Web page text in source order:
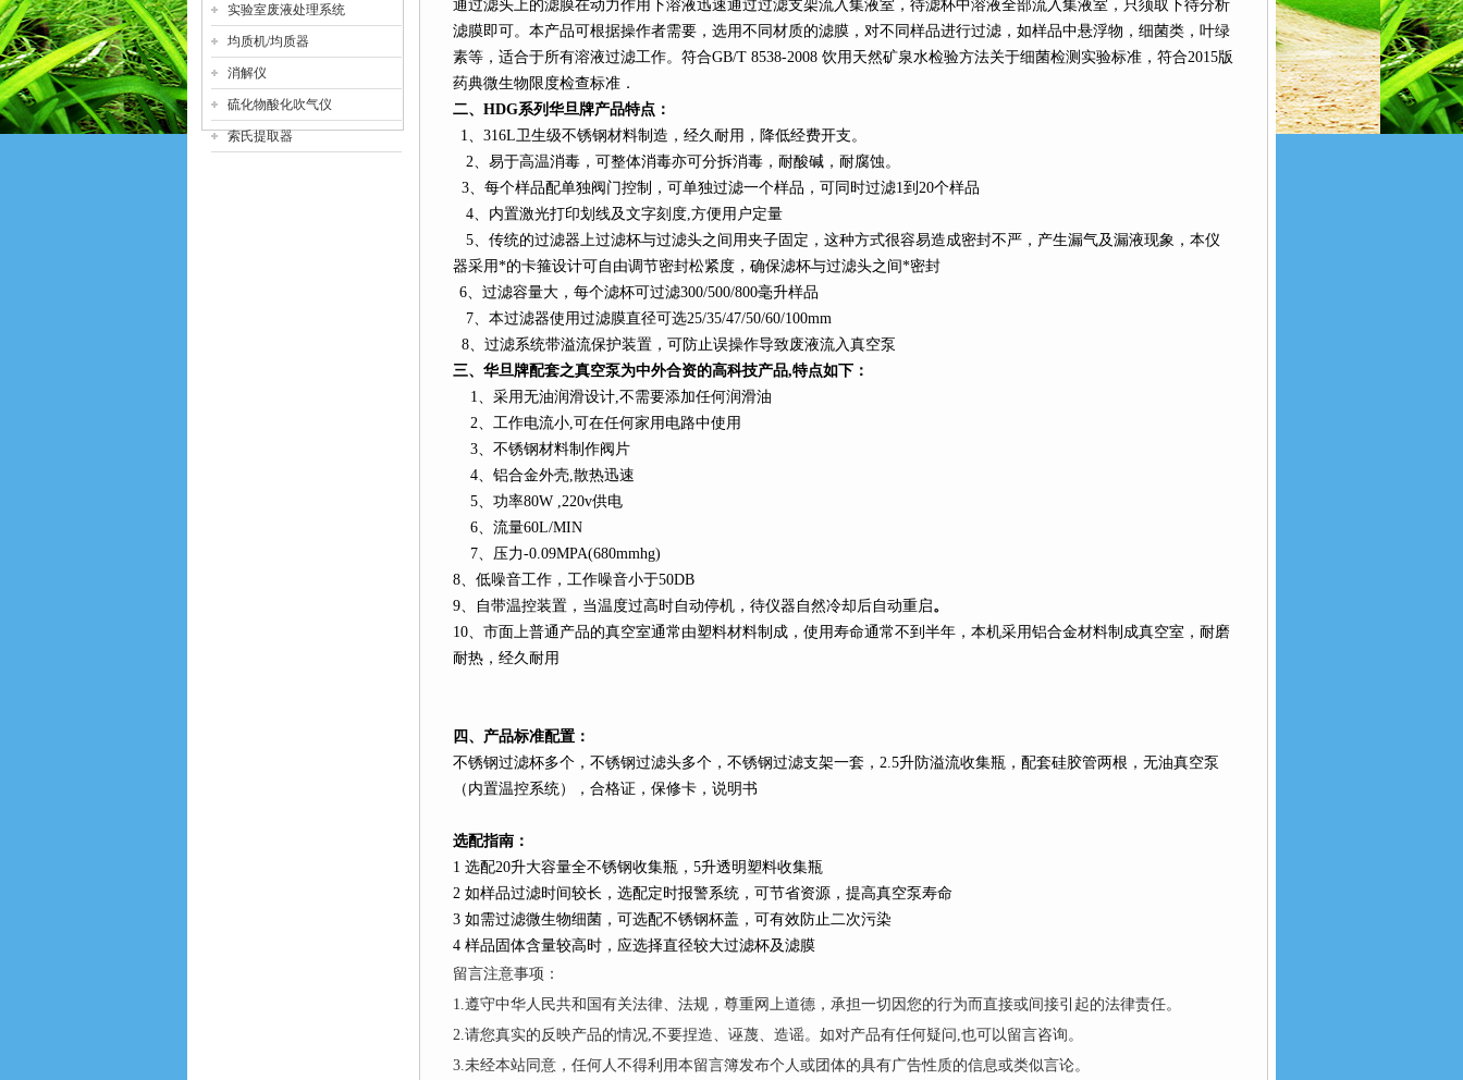
实验室废液处理系统
均质机/均质器
消解仪
硫化物酸化吹气仪
索氏提取器
通过滤头上的滤膜在动力作用下溶液迅速通过过滤支架流入集液室，待滤杯中溶液全部流入集液室，只须取下待分析
滤膜即可。本产品可根据操作者需要，选用不同材质的滤膜，对不同样品进行过滤，如样品中悬浮物，细菌类，叶绿
素等，适合于所有溶液过滤工作。符合GB/T 8538-2008 饮用天然矿泉水检验方法关于细菌检测实验标准，符合2015版
药典微生物限度检查标准．
二、 HDG系列 华旦牌产品特点：
1、 316L卫生级不锈钢材料制造，经久耐用，降低经费开支。
2、易于高温消毒，可整体消毒亦可分拆消毒，耐酸碱，耐腐蚀。
3、每个样品配单独阀门控制，可单独过滤一个样品，可同时过滤1到20个样品
4、内置激光打印划线及文字刻度,方便用户定量
5、传统的过滤器上过滤杯与过滤头之间用夹子固定，这种方式很容易造成密封不严，产生漏气及漏液现象，本仪
器采用*的卡箍设计可自由调节密封松紧度，确保滤杯与过滤头之间*密封
6、过滤容量大，每个滤杯可过滤300/500/800毫升样品
7、本过滤器使用过滤膜直径可选25/35/47/50/60/100mm
8、过滤系统带溢流保护装置，可防止误操作导致废液流入真空泵
三、华旦牌配套之真空泵为中外合资的高科技产品,特点如下：
1、采用无油润滑设计,不需要添加任何润滑油
2、工作电流小,可在任何家用电路中使用
3、不锈钢材料制作阀片
4、铝合金外壳,散热迅速
5、功率80W ,220v供电
6、流量60L/MIN
7、压力-0.09MPA(680mmhg)
8、低噪音工作，工作噪音小于50DB
9、自带温控装置，当温度过高时自动停机，待仪器自然冷却后自动重启。
10、市面上普通产品的真空室通常由塑料材料制成，使用寿命通常不到半年，本机采用铝合金材料制成真空室，耐磨
耐热，经久耐用
四、产品标准配置：
不锈钢过滤杯多个，不锈钢过滤头多个，不锈钢过滤支架一套， 2.5升防溢流收集瓶，配套硅胶管两根，无油真空泵
（内置温控系统），合格证，保修卡，说明书
选配指南：
1 选配20升大容量全不锈钢收集瓶， 5升透明塑料收集瓶
2 如样品过滤时间较长，选配定时报警系统，可节省资源，提高真空泵寿命
3 如需过滤微生物细菌，可选配不锈钢杯盖，可有效防止二次污染
4 样品固体含量较高时，应选择直径较大过滤杯及滤膜
留言注意事项：
1.遵守中华人民共和国有关法律、法规，尊重网上道德，承担一切因您的行为而直接或间接引起的法律责任。
2.请您真实的反映产品的情况,不要捏造、诬蔑、造谣。如对产品有任何疑问,也可以留言咨询。
3.未经本站同意，任何人不得利用本留言簿发布个人或团体的具有广告性质的信息或类似言论。